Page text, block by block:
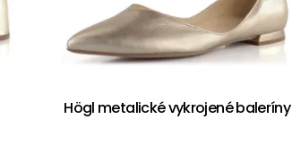
Högl metalické vykrojené baleríny